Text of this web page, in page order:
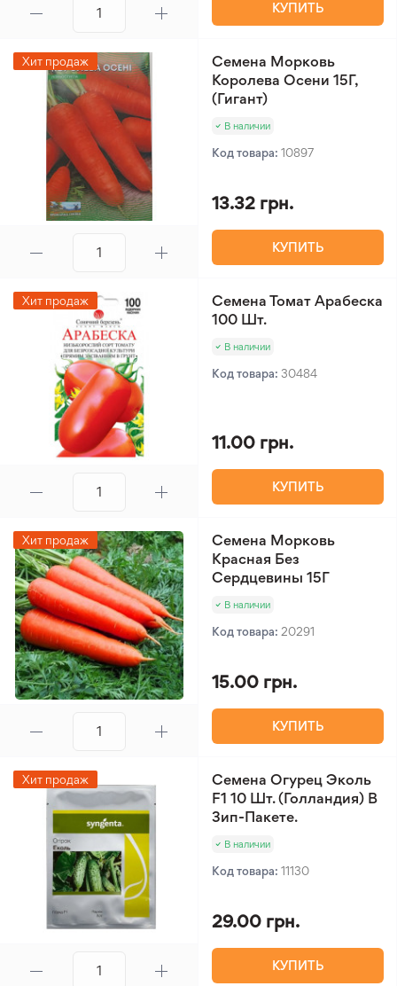
КУПИТЬ
Хит продаж
Семена Морковь
Королева Осени 15Г,
(Гигант)
В наличии
Код товара: 10897
13.32 грн.
КУПИТЬ
Хит продаж
Семена Томат Арабеска
100 Шт.
В наличии
Код товара: 30484
11.00 грн.
КУПИТЬ
Хит продаж
Семена Морковь
Красная Без
Сердцевины 15Г
В наличии
Код товара: 20291
15.00 грн.
КУПИТЬ
Хит продаж
Семена Огурец Эколь
F1 10 Шт. (Голландия) В
Зип-Пакете.
В наличии
Код товара: 11130
29.00 грн.
КУПИТЬ